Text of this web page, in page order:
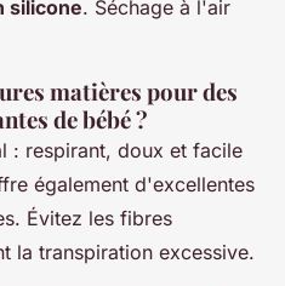
silicone. Séchage à l'air
matières pour des
de bébé ?
: respirant, doux et facile
également d'excellentes
Évitez les fibres
la transpiration excessive.